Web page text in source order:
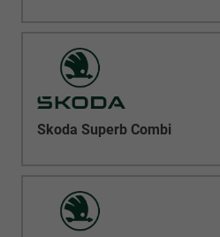
Skoda Superb Combi